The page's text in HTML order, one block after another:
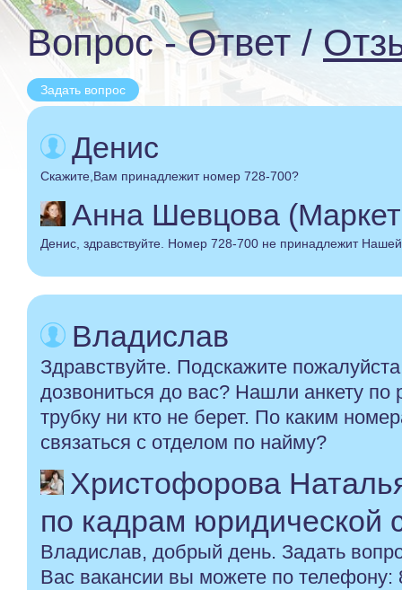
Вопрос - Ответ /
Задать вопрос
Денис
Скажите,Вам принадлежит номер 728-700?
Анна Шевцова
Денис, здравствуйте. Номер 728-700 не принадлежит
Владислав
Здравствуйте. Подскажите
дозвониться до вас? Нашли анкету по
трубку ни кто не берет. По каким
связаться с отделом по найму?
Христофорова
по кадрам юридической
Владислав, добрый день. Задать
Вас вакансии вы можете по телефону: